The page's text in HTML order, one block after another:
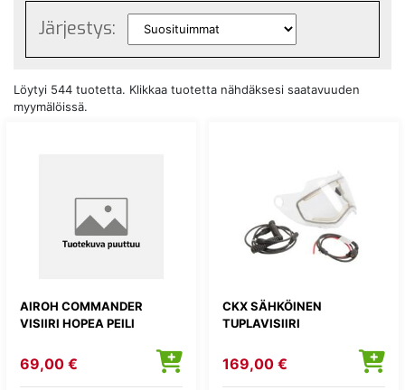
Järjestys:
Löytyi 544 tuotetta. Klikkaa tuotetta nähdäksesi saatavuuden
myymälöissä.
AIROH COMMANDER
VISIIRI HOPEA PEILI
69,00 €
CKX SÄHKÖINEN
TUPLAVISIIRI
169,00 €